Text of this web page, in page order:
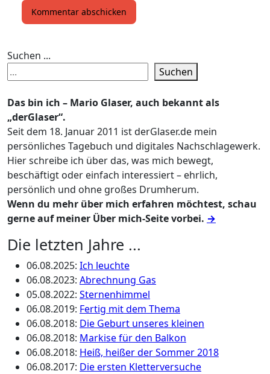
Suchen ...
Suchen
Das bin ich – Mario Glaser, auch bekannt als
„derGlaser“.
Seit dem 18. Januar 2011 ist derGlaser.de mein
persönliches Tagebuch und digitales Nachschlagewerk.
Hier schreibe ich über das, was mich bewegt,
beschäftigt oder einfach interessiert – ehrlich,
persönlich und ohne großes Drumherum.
Wenn du mehr über mich erfahren möchtest, schau
gerne auf meiner Über mich-Seite vorbei. →
Die letzten Jahre ...
06.08.2025: Ich leuchte
06.08.2023: Abrechnung Gas
05.08.2022: Sternenhimmel
06.08.2019: Fertig mit dem Thema
06.08.2018: Die Geburt unseres kleinen
06.08.2018: Markise für den Balkon
06.08.2018: Heiß, heißer der Sommer 2018
06.08.2017: Die ersten Kletterversuche